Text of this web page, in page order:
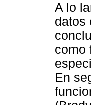
A lo
datos
como
En